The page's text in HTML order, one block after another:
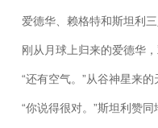
爱德华、赖格特和斯坦利三
刚从月球上归来的爱德华，
“还有空气。”从谷神星来的
“你说得很对。”斯坦利赞同